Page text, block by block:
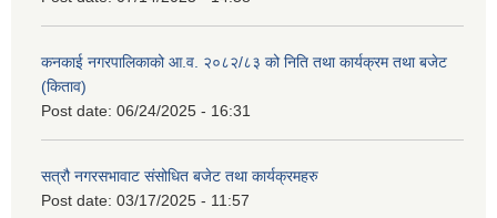
कनकाई नगरपालिकाको आ.व. २०८२/८३ को निति तथा कार्यक्रम तथा बजेट
(किताव)
Post date: 06/24/2025 - 16:31
सत्रौ नगरसभावाट संसोधित बजेट तथा कार्यक्रमहरु
Post date: 03/17/2025 - 11:57